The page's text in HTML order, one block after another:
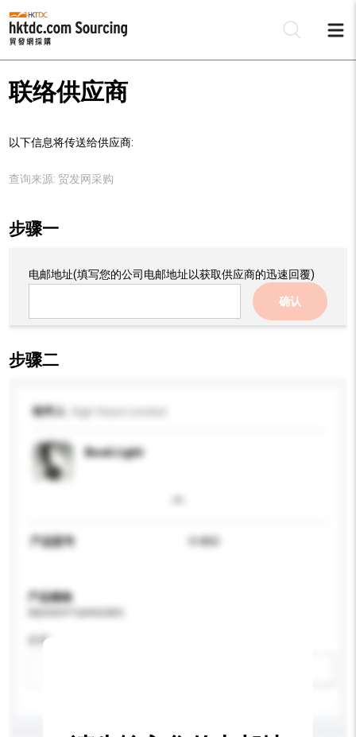
联络供应商
以下信息将传送给供应商:
查询来源: 贸发网采购
步骤一
电邮地址(填写您的公司电邮地址以获取供应商的迅速回覆)
确认
步骤二
收件人
Book Light
产品型号 H-860
产品规格
应用